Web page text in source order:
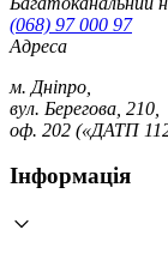
(068) 97 000 97
Адреса
м. Дніпро,
вул. Берегова, 210,
оф. 202 («ДАТП
Інформація